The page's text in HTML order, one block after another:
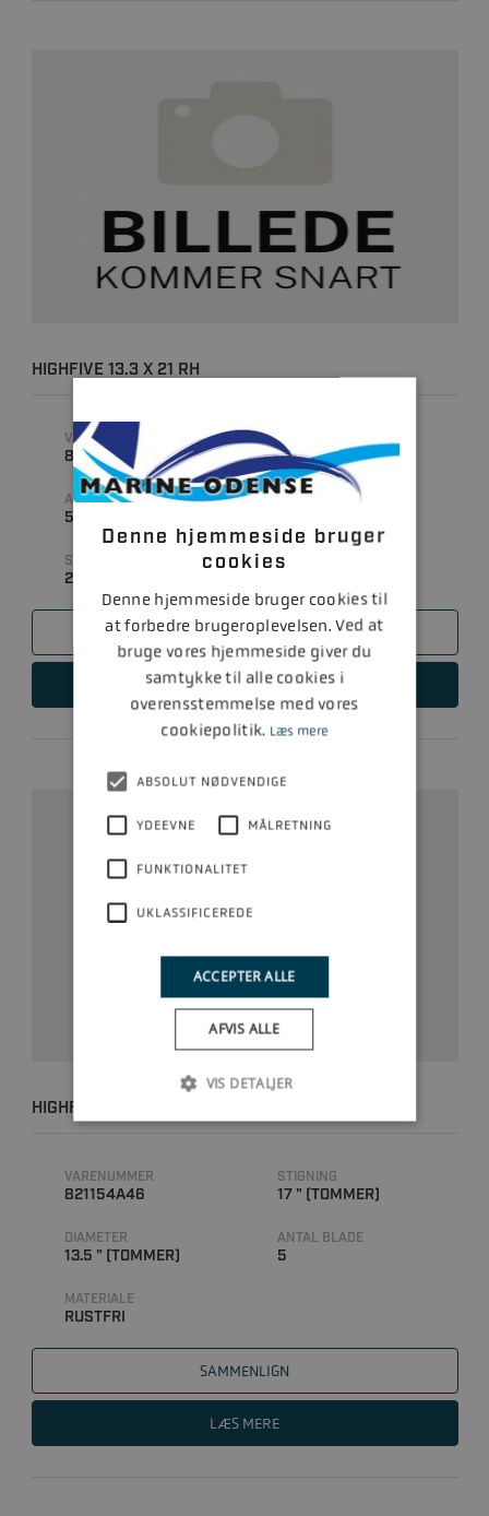
HIGHFIVE 13.3 X 21 RH
VARENUMMER
815760A46
DIAMETER
13.25 " (TOMMER)
ANTAL BLADE
5
MATERIALE
STIGNING
21
SAMMENLIGN
LÆS MERE
HIGHFIVE 13.5 X 17 RH
VARENUMMER
821154A46
STIGNING
17 " (TOMMER)
DIAMETER
13.5 " (TOMMER)
ANTAL BLADE
5
MATERIALE
RUSTFRI
SAMMENLIGN
LÆS MERE
Denne hjemmeside bruger
cookies
Denne hjemmeside bruger cookies til
at forbedre brugeroplevelsen. Ved at
bruge vores hjemmeside giver du
samtykke til alle cookies i
overensstemmelse med vores
cookiepolitik. Læs mere
ABSOLUT NØDVENDIGE
YDEEVNE MÅLRETNING
FUNKTIONALITET
UKLASSIFICEREDE
ACCEPTER ALLE
AFVIS ALLE
VIS DETALJER